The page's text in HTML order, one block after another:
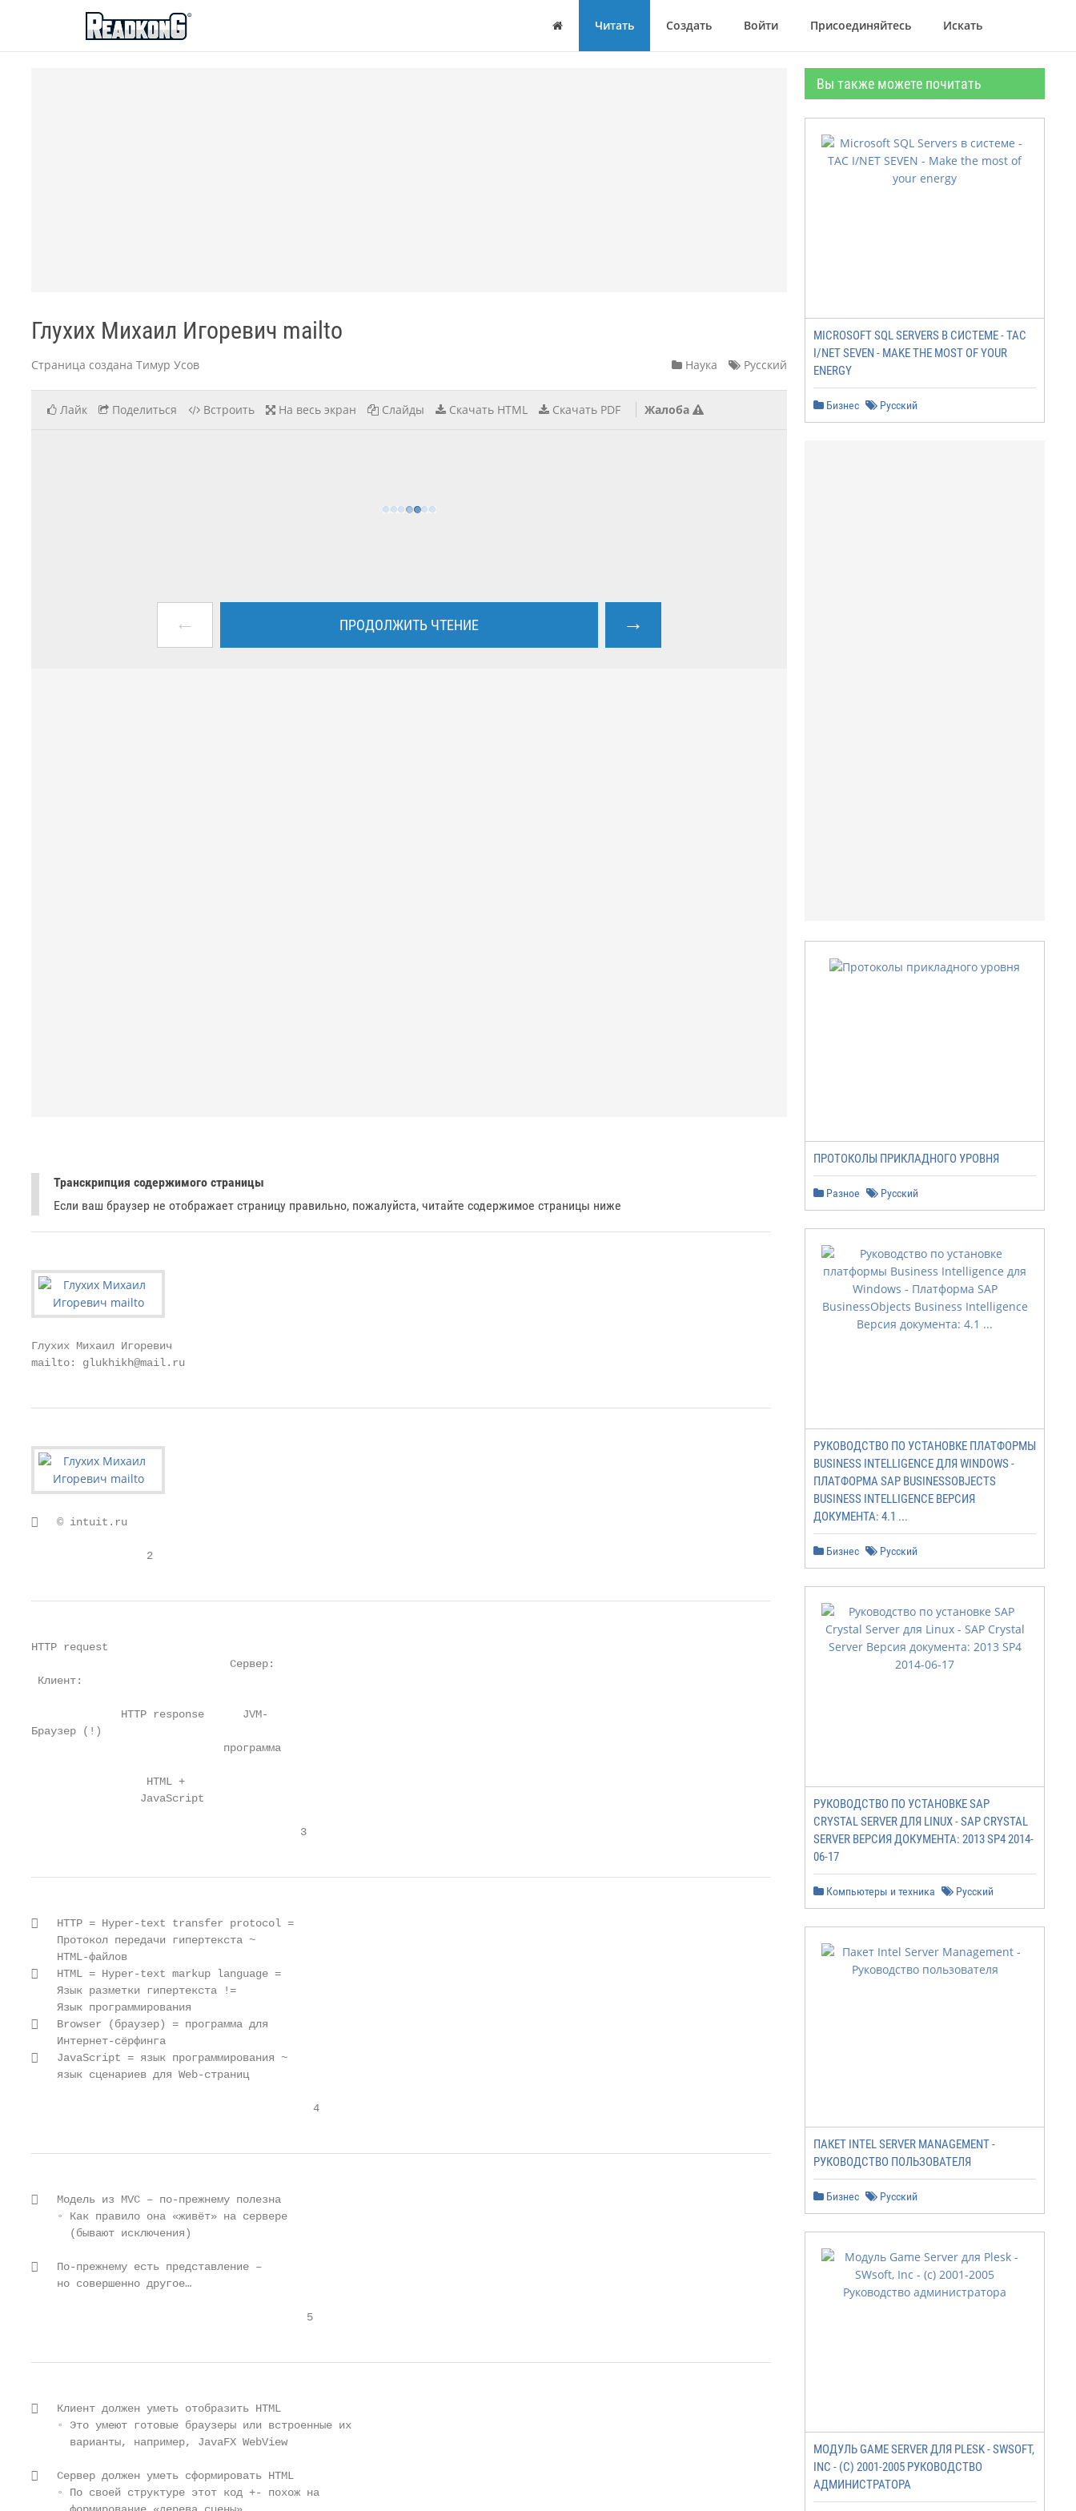
ReadkonG
Дом Читать Создать Войти Присоединяйтесь Искать
Глухих Михаил Игоревич mailto
Страница создана Тимур Усов Наука Русский
Лайк Поделиться Встроить На весь экран Слайды Скачать HTML Скачать PDF Жалоба
← ПРОДОЛЖИТЬ ЧТЕНИЕ →
Транскрипция содержимого страницы
Если ваш браузер не отображает страницу правильно, пожалуйста, читайте содержимое страницы ниже
Глухих Михаил Игоревич
mailto: glukhikh@mail.ru
   © intuit.ru
                  2
HTTP request
                               Сервер:
Клиент:
              HTTP response      JVM-
Браузер (!)
                              программа
                  HTML +
                 JavaScript
                                          3
   HTTP = Hyper-text transfer protocol =
    Протокол передачи гипертекста ~
    HTML-файлов
   HTML = Hyper-text markup language =
    Язык разметки гипертекста !=
    Язык программирования
   Browser (браузер) = программа для
    Интернет-сёрфинга
   JavaScript = язык программирования ~
    язык сценариев для Web-страниц
                                            4
   Модель из MVC – по-прежнему полезна
    ◦ Как правило она «живёт» на сервере
      (бывают исключения)
   По-прежнему есть представление –
    но совершенно другое…
                                           5
   Клиент должен уметь отобразить HTML
    ◦ Это умеют готовые браузеры или встроенные их
      варианты, например, JavaFX WebView
   Сервер должен уметь сформировать HTML
    ◦ По своей структуре этот код +- похож на
Вы также можете почитать
MICROSOFT SQL SERVERS В СИСТЕМЕ - ТАС
I/NET SEVEN - MAKE THE MOST OF YOUR
ENERGY
Бизнес Русский
ПРОТОКОЛЫ ПРИКЛАДНОГО УРОВНЯ
Разное Русский
РУКОВОДСТВО ПО УСТАНОВКЕ ПЛАТФОРМЫ
BUSINESS INTELLIGENCE ДЛЯ WINDOWS -
ПЛАТФОРМА SAP BUSINESSOBJECTS
BUSINESS INTELLIGENCE ВЕРСИЯ
ДОКУМЕНТА: 4.1 ...
Бизнес Русский
РУКОВОДСТВО ПО УСТАНОВКЕ SAP
CRYSTAL SERVER ДЛЯ LINUX - SAP CRYSTAL
SERVER ВЕРСИЯ ДОКУМЕНТА: 2013 SP4 2014-
06-17
Компьютеры и техника Русский
ПАКЕТ INTEL SERVER MANAGEMENT -
РУКОВОДСТВО ПОЛЬЗОВАТЕЛЯ
Бизнес Русский
МОДУЛЬ GAME SERVER ДЛЯ PLESK - SWSOFT,
INC - (C) 2001-2005 РУКОВОДСТВО
АДМИНИСТРАТОРА